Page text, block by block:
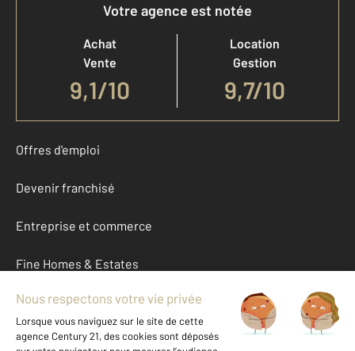
Votre agence est notée
Achat
Vente
9,1/10
Location
Gestion
9,7/10
Offres d'emploi
Devenir franchisé
Entreprise et commerce
Fine Homes & Estates
À propos
International